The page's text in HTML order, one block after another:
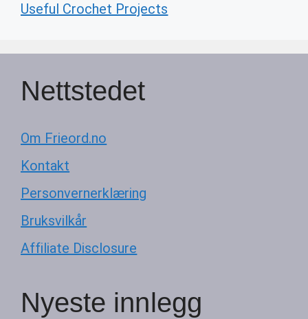
Useful Crochet Projects
Nettstedet
Om Frieord.no
Kontakt
Personvernerklæring
Bruksvilkår
Affiliate Disclosure
Nyeste innlegg